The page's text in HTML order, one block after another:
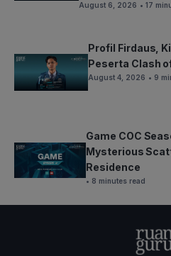
August 6, 2026 • 17
Profil Firdaus,
Peserta Clash
August 4, 2026 • 9
Game COC
Mysterious
Residence
• 8 minutes read